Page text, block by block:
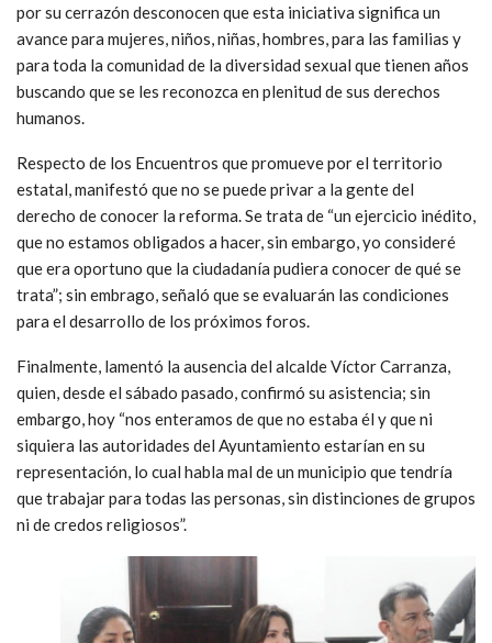
por su cerrazón desconocen que esta iniciativa significa un
avance para mujeres, niños, niñas, hombres, para las familias y
para toda la comunidad de la diversidad sexual que tienen años
buscando que se les reconozca en plenitud de sus derechos
humanos.
Respecto de los Encuentros que promueve por el territorio
estatal, manifestó que no se puede privar a la gente del
derecho de conocer la reforma. Se trata de “un ejercicio inédito,
que no estamos obligados a hacer, sin embargo, yo consideré
que era oportuno que la ciudadanía pudiera conocer de qué se
trata”; sin embrago, señaló que se evaluarán las condiciones
para el desarrollo de los próximos foros.
Finalmente, lamentó la ausencia del alcalde Víctor Carranza,
quien, desde el sábado pasado, confirmó su asistencia; sin
embargo, hoy “nos enteramos de que no estaba él y que ni
siquiera las autoridades del Ayuntamiento estarían en su
representación, lo cual habla mal de un municipio que tendría
que trabajar para todas las personas, sin distinciones de grupos
ni de credos religiosos”.